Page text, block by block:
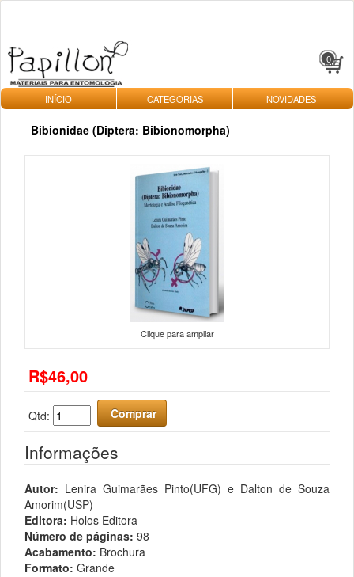
0
INÍCIO CATEGORIAS NOVIDADES
Bibionidae (Diptera: Bibionomorpha)
Clique para ampliar
R$46,00
Qtd: Comprar
Informações
Autor: Lenira Guimarães Pinto(UFG) e Dalton de Souza
Amorim(USP)
Editora: Holos Editora
Número de páginas: 98
Acabamento: Brochura
Formato: Grande